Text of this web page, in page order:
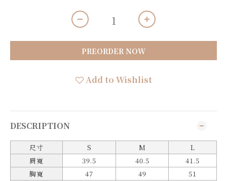
PREORDER NOW
Add to Wishlist
DESCRIPTION
尺寸 S M
L
肩寬
39.5 40.5
41.5
胸寬
47 49
51